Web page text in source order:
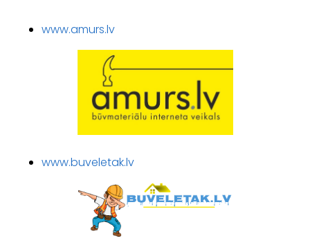
www.amurs.lv
www.buveletak.lv